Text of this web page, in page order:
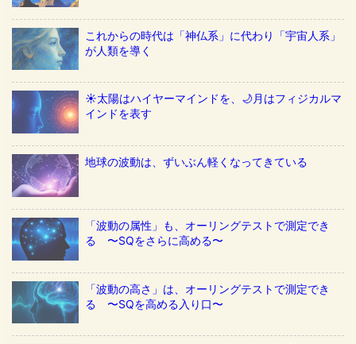
これからの時代は「神仏系」に代わり「宇宙人系」
が人類を導く
☀️太陽はハイヤーマインドを、🌙月はフィジカルマ
インドを表す
地球の波動は、ずいぶん軽くなってきている
「波動の属性」も、オーリングテストで測定でき
る 〜SQをさらに高める〜
「波動の高さ」は、オーリングテストで測定でき
る 〜SQを高める入り口〜